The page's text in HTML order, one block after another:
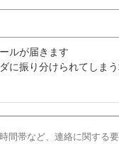
ルが届きます
に振り分けられてしま